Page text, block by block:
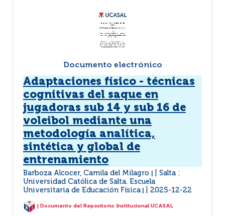
Documento electrónico
Adaptaciones físico - técnicas
cognitivas del saque en
jugadoras sub 14 y sub 16 de
voleibol mediante una
metodología analítica,
sintética y global de
entrenamiento
Barboza Alcocer, Camila del Milagro
Salta :
Universidad Católica de Salta. Escuela
Universitaria de Educación Física
2025-12-22
| Documento del Repositorio Institucional UCASAL